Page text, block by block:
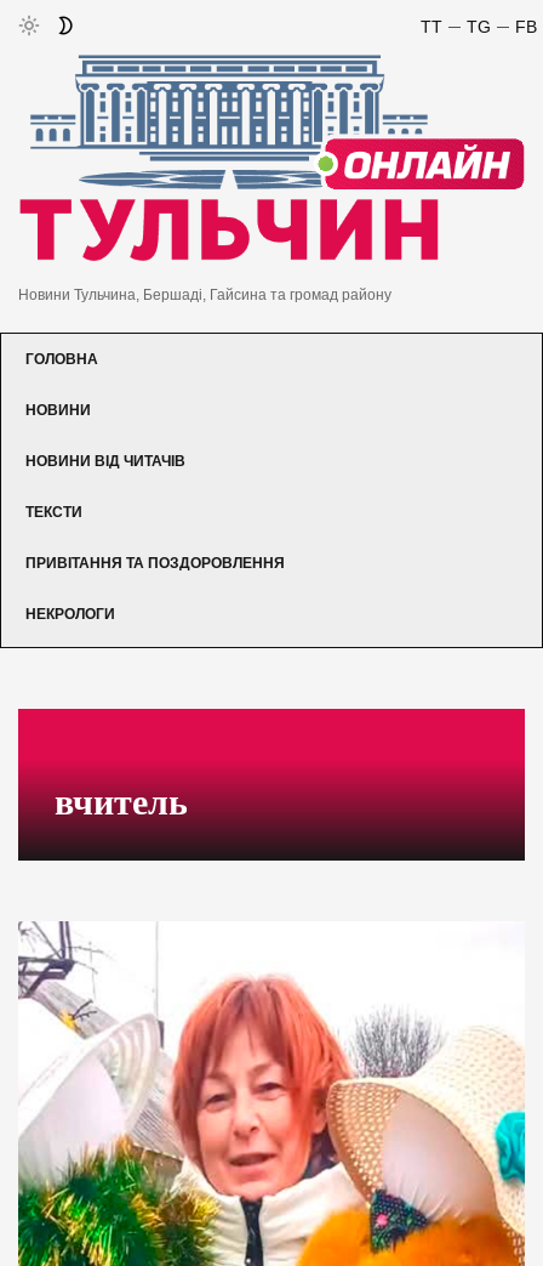
FB
TG
TT
Новини Тульчина, Бершаді, Гайсина та громад району
ГОЛОВНА
НОВИНИ
НОВИНИ ВІД ЧИТАЧІВ
ТЕКСТИ
ПРИВІТАННЯ ТА ПОЗДОРОВЛЕННЯ
НЕКРОЛОГИ
вчитель